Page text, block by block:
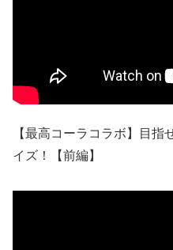
【最高コーラコラボ】目指
イズ！【前編】